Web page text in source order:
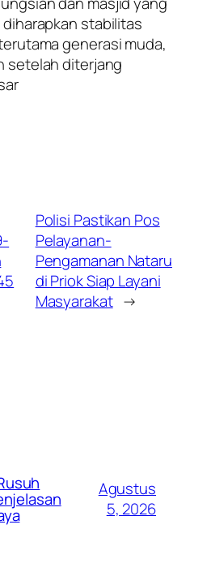
stabilitas
generasi muda,
setelah diterjang
Polisi Pastikan Pos
Pelayanan-
Pengamanan Nataru
di Priok Siap Layani
Masyarakat →
Agustus
5, 2026